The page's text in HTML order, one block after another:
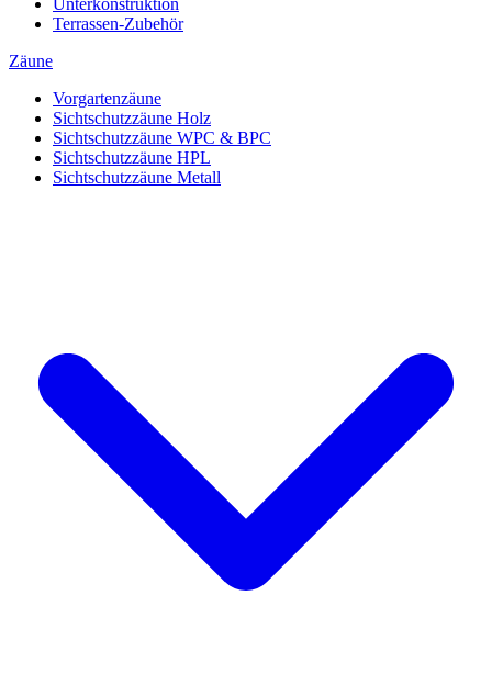
Unterkonstruktion
Terrassen-Zubehör
Zäune
Vorgartenzäune
Sichtschutzzäune Holz
Sichtschutzzäune WPC & BPC
Sichtschutzzäune HPL
Sichtschutzzäune Metall